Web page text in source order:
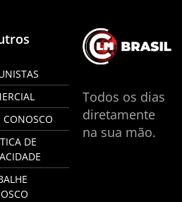
CONOSCO
DE
Todos os dias
diretamente
na sua mão.